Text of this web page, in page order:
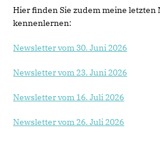
Hier finden Sie zudem meine letzten
kennenlernen:
Newsletter vom 30. Juni 2026
Newsletter vom 23. Juni 2026
Newsletter vom 16. Juli 2026
Newsletter vom 26. Juli 2026